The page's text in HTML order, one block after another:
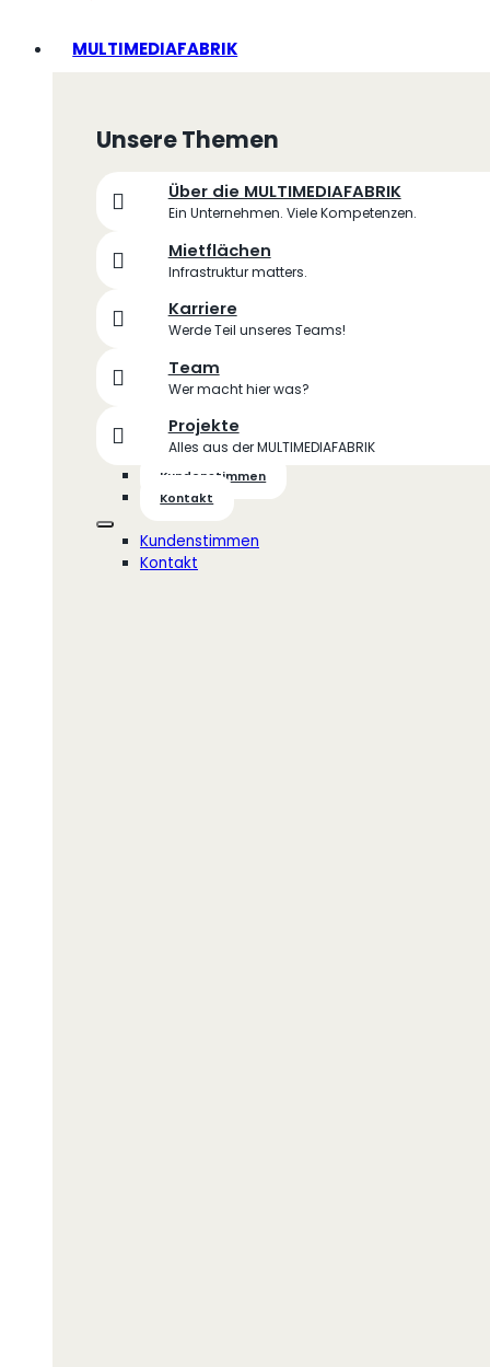
MULTIMEDIAFABRIK
Unsere Themen
Über die MULTIMEDIAFABRIK
Ein Unternehmen. Viele Kompetenzen.
Mietflächen
Infrastruktur matters.
Karriere
Werde Teil unseres Teams!
Team
Wer macht hier was?
Projekte
Alles aus der MULTIMEDIAFABRIK
Kundenstimmen
Kontakt
Kundenstimmen
Kontakt